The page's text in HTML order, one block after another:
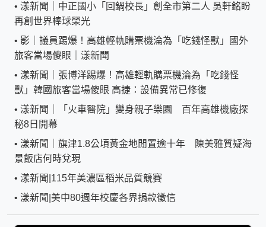
• 漾新聞｜中正國小「回鍋校長」創全市第二人 吳軒銘盼
再創世界棒球榮光
• 影｜議員踢爆！高雄輕軌購票機淪為「吃錢怪獸」國外
旅客當場傻眼｜漾新聞
• 漾新聞｜張博洋踢爆！高雄輕軌購票機淪為「吃錢怪
獸」韓國旅客當場傻眼 高捷：設備異常已修復
• 漾新聞｜「火車醫院」變身親子樂園 百年高雄機廠探
秘8日開幕
• 漾新聞｜旗津1.8公頃黃金地閒置逾十年 陳美雅質疑海
景飯店何時兌現
• 漾新聞|115年美濃區稻米品質競賽
• 漾新聞|美中80週年校慶各界捐款徵信